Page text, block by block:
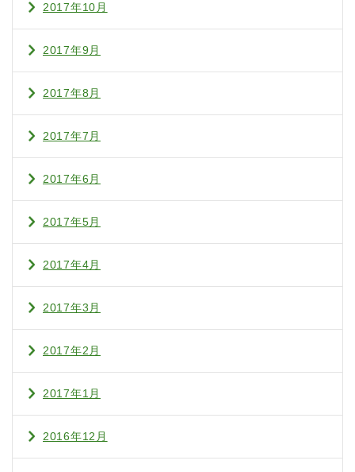
2017年10月
2017年9月
2017年8月
2017年7月
2017年6月
2017年5月
2017年4月
2017年3月
2017年2月
2017年1月
2016年12月